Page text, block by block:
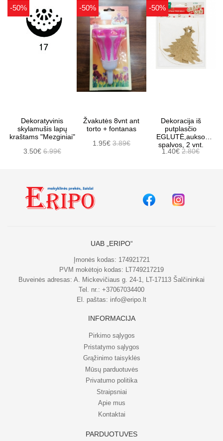
-50%
Dekoratyvinis
skylamušis lapų
kraštams "Mezginiai"
3.50€6.99€
-50%
Žvakutės 8vnt ant
torto + fontanas
1.95€ 3.89€
-50%
Dekoracija iš
putplasčio
EGLUTĖ,aukso
spalvos, 2 vnt.
1.40€2.80€
UAB „ERIPO“
Įmonės kodas: 174921721
PVM mokėtojo kodas: LT749217219
Buveinės adresas: A. Mickevičiaus g. 24-1, LT-17113 Šalčininkai
Tel. nr.: +37067034400
El. paštas: info@eripo.lt
INFORMACIJA
Pirkimo sąlygos
Pristatymo sąlygos
Grąžinimo taisyklės
Mūsų parduotuvės
Privatumo politika
Straipsniai
Apie mus
Kontaktai
PARDUOTUVĖS